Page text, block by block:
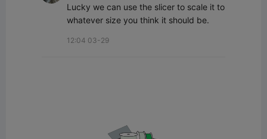
Lucky we can use the slicer to scale it to
whatever size you think it should be.
12:04 03-29